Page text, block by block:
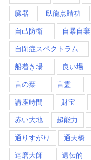
臓器 臥龍点睛功
自己防衛 自暴自棄
自閉症スペクトラム
船着き場 良い場
言の葉 言霊
講座時間 財宝
赤い大地 超能力
通りすがり 通天橋
達磨大師 遺伝的